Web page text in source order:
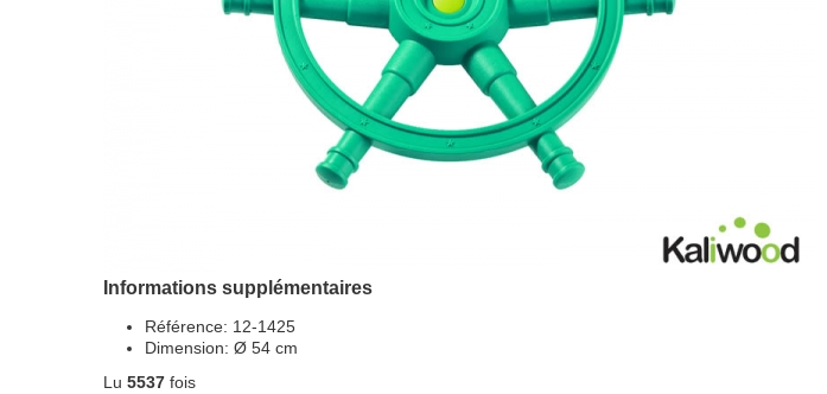
Informations supplémentaires
Référence: 12-1425
Dimension: Ø 54 cm
Lu 5537 fois